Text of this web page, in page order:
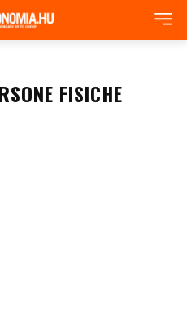
FISICHE